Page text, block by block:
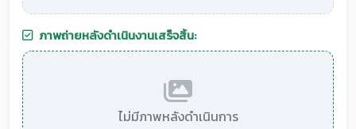
ภาพถ่ายหลังดำเนินงานเสร็จสิ้น:
ไม่มีภาพหลังดำเนินการ